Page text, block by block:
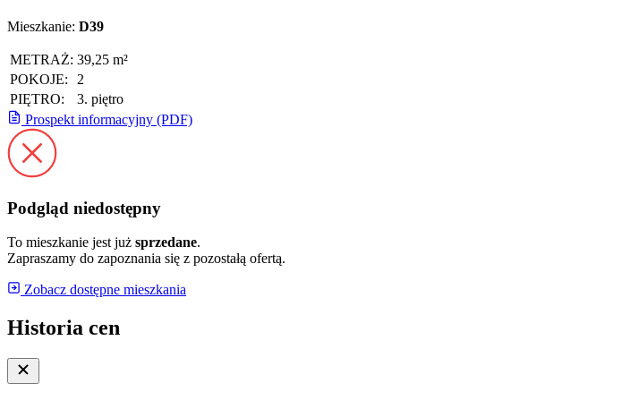
Mieszkanie: D39
METRAŻ: 39,25 m²
POKOJE:
2
PIĘTRO:
3. piętro
Prospekt informacyjny (PDF)
Podgląd niedostępny
To mieszkanie jest już sprzedane.
Zapraszamy do zapoznania się z pozostałą ofertą.
Zobacz dostępne mieszkania
Historia cen